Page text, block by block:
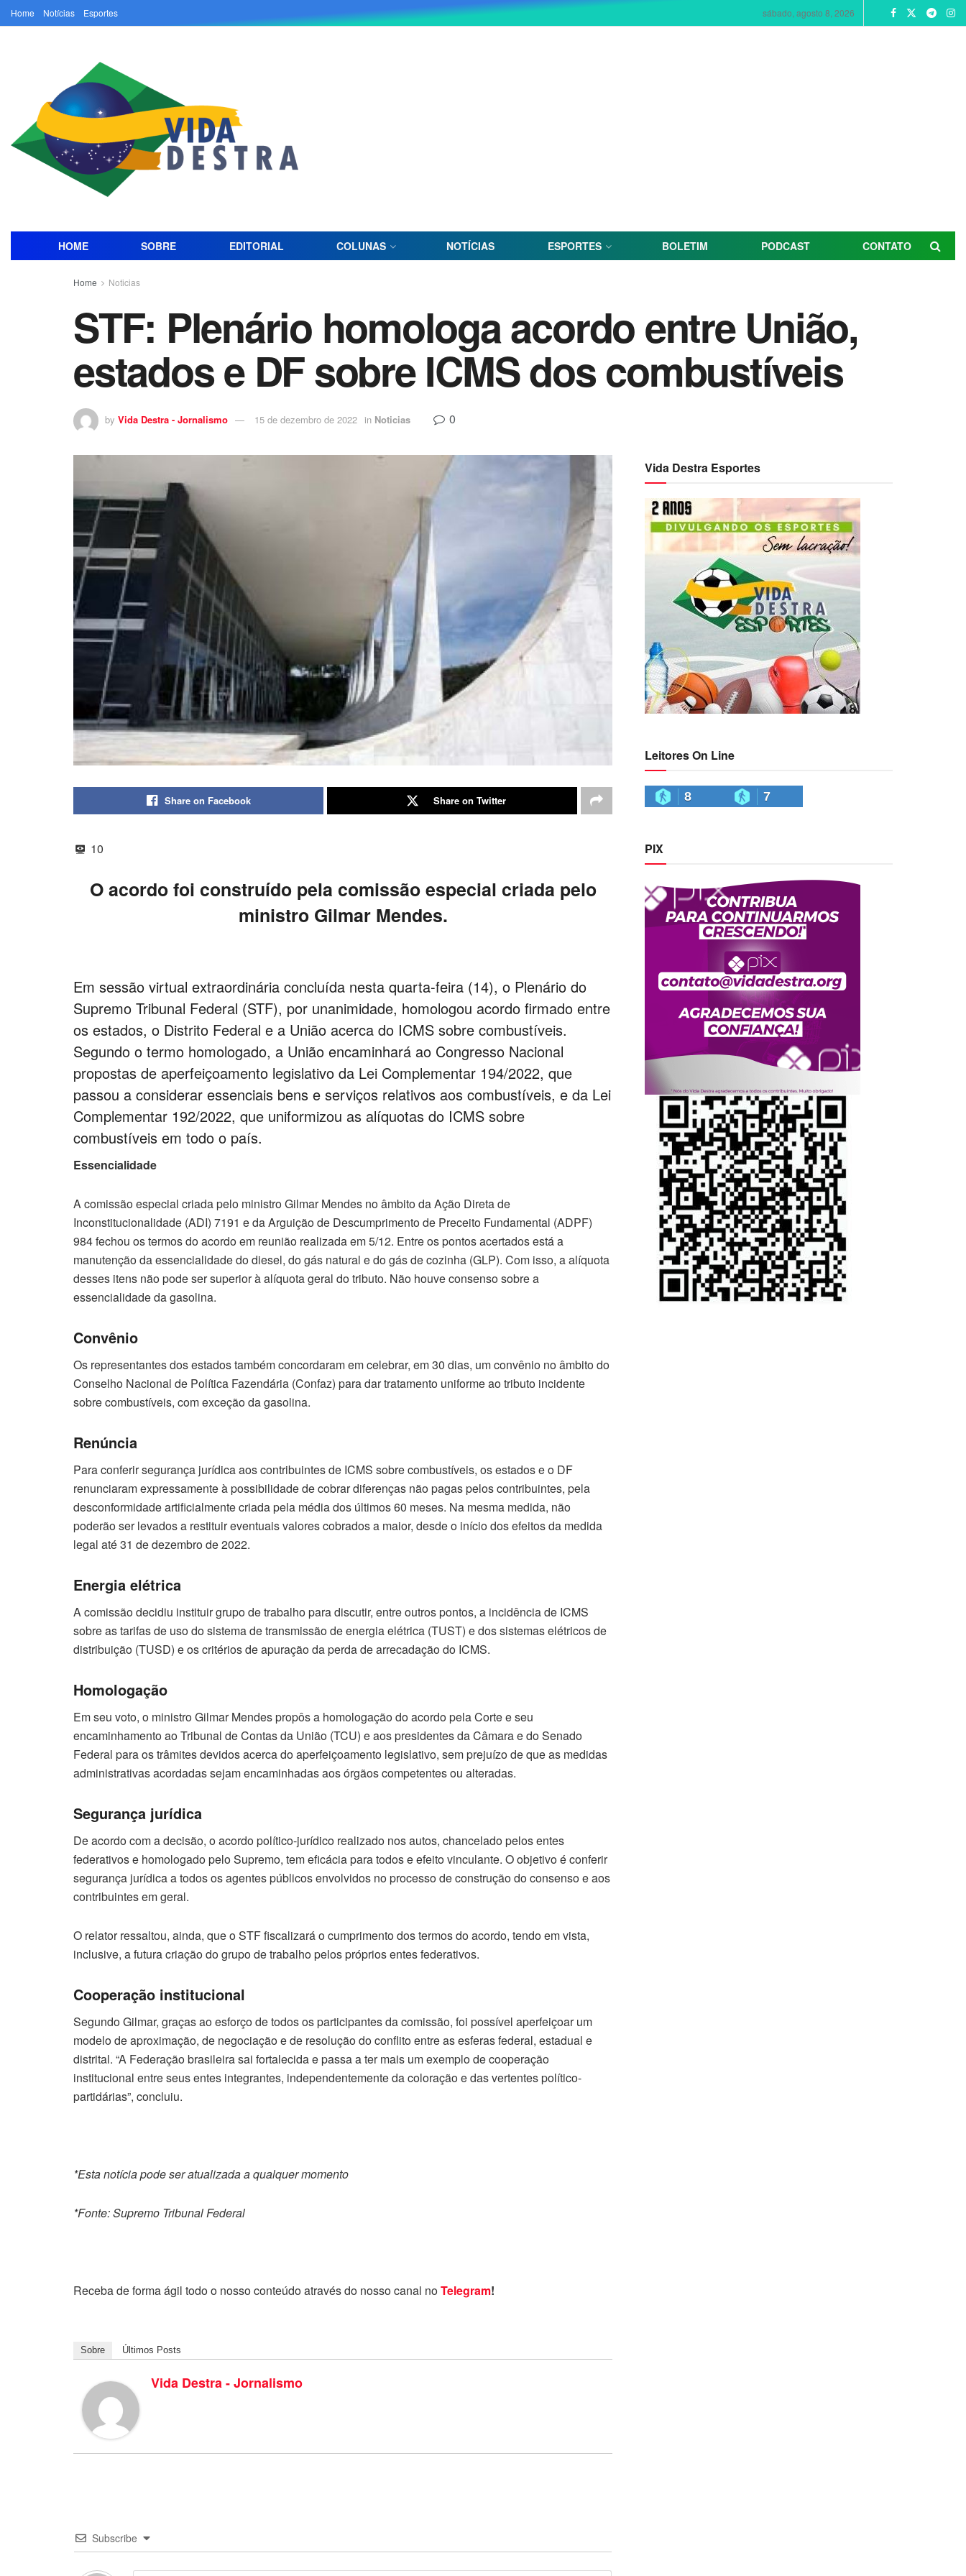
Home Notícias Esportes sábado, agosto 8, 2026
HOME SOBRE EDITORIAL COLUNAS NOTÍCIAS ESPORTES BOLETIM PODCAST CONTATO
Home Noticias
STF: Plenário homologa acordo entre União,
estados e DF sobre ICMS dos combustíveis
by Vida Destra - Jornalismo 15 de dezembro de 2022 in Noticias 0
Share on Facebook Share on Twitter
10
O acordo foi construído pela comissão especial criada pelo
ministro Gilmar Mendes.
Em sessão virtual extraordinária concluída nesta quarta-feira (14), o Plenário do
Supremo Tribunal Federal (STF), por unanimidade, homologou acordo firmado entre
os estados, o Distrito Federal e a União acerca do ICMS sobre combustíveis.
Segundo o termo homologado, a União encaminhará ao Congresso Nacional
propostas de aperfeiçoamento legislativo da Lei Complementar 194/2022, que
passou a considerar essenciais bens e serviços relativos aos combustíveis, e da Lei
Complementar 192/2022, que uniformizou as alíquotas do ICMS sobre
combustíveis em todo o país.
Essencialidade
A comissão especial criada pelo ministro Gilmar Mendes no âmbito da Ação Direta de
Inconstitucionalidade (ADI) 7191 e da Arguição de Descumprimento de Preceito Fundamental (ADPF)
984 fechou os termos do acordo em reunião realizada em 5/12. Entre os pontos acertados está a
manutenção da essencialidade do diesel, do gás natural e do gás de cozinha (GLP). Com isso, a alíquota
desses itens não pode ser superior à alíquota geral do tributo. Não houve consenso sobre a
essencialidade da gasolina.
Convênio
Os representantes dos estados também concordaram em celebrar, em 30 dias, um convênio no âmbito do
Conselho Nacional de Política Fazendária (Confaz) para dar tratamento uniforme ao tributo incidente
sobre combustíveis, com exceção da gasolina.
Renúncia
Para conferir segurança jurídica aos contribuintes de ICMS sobre combustíveis, os estados e o DF
renunciaram expressamente à possibilidade de cobrar diferenças não pagas pelos contribuintes, pela
desconformidade artificialmente criada pela média dos últimos 60 meses. Na mesma medida, não
poderão ser levados a restituir eventuais valores cobrados a maior, desde o início dos efeitos da medida
legal até 31 de dezembro de 2022.
Energia elétrica
A comissão decidiu instituir grupo de trabalho para discutir, entre outros pontos, a incidência de ICMS
sobre as tarifas de uso do sistema de transmissão de energia elétrica (TUST) e dos sistemas elétricos de
distribuição (TUSD) e os critérios de apuração da perda de arrecadação do ICMS.
Homologação
Em seu voto, o ministro Gilmar Mendes propôs a homologação do acordo pela Corte e seu
encaminhamento ao Tribunal de Contas da União (TCU) e aos presidentes da Câmara e do Senado
Federal para os trâmites devidos acerca do aperfeiçoamento legislativo, sem prejuízo de que as medidas
administrativas acordadas sejam encaminhadas aos órgãos competentes ou alteradas.
Segurança jurídica
De acordo com a decisão, o acordo político-jurídico realizado nos autos, chancelado pelos entes
federativos e homologado pelo Supremo, tem eficácia para todos e efeito vinculante. O objetivo é conferir
segurança jurídica a todos os agentes públicos envolvidos no processo de construção do consenso e aos
contribuintes em geral.
O relator ressaltou, ainda, que o STF fiscalizará o cumprimento dos termos do acordo, tendo em vista,
inclusive, a futura criação do grupo de trabalho pelos próprios entes federativos.
Cooperação institucional
Segundo Gilmar, graças ao esforço de todos os participantes da comissão, foi possível aperfeiçoar um
modelo de aproximação, de negociação e de resolução do conflito entre as esferas federal, estadual e
distrital. “A Federação brasileira sai fortalecida e passa a ter mais um exemplo de cooperação
institucional entre seus entes integrantes, independentemente da coloração e das vertentes político-
partidárias”, concluiu.
*Esta notícia pode ser atualizada a qualquer momento
*Fonte: Supremo Tribunal Federal
Receba de forma ágil todo o nosso conteúdo através do nosso canal noTelegram!
Sobre Últimos Posts
Vida Destra - Jornalismo
Subscribe
Vida Destra Esportes
Leitores On Line
8 7
PIX